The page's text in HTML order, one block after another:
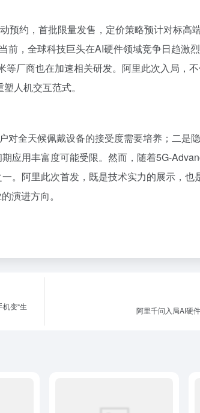
预约，首批限量发售，定价策略预计对标高
前，全球科技巨头在AI硬件领域竞争日趋激
厂商也在加速相关研发。阿里此次入局，
人机交互范式。
对全天候佩戴设备的接受度需要培养；二是
应用丰富度可能受限。然而，随着5G-
。阿里此次首发，既是技术实力的展示，也
演进方向。
变“生
阿里千问入局AI硬